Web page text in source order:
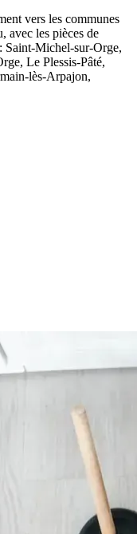
vers les communes
avec les pièces de
Saint-Michel-sur-Orge,
Le Plessis-Pâté,
lès-Arpajon,